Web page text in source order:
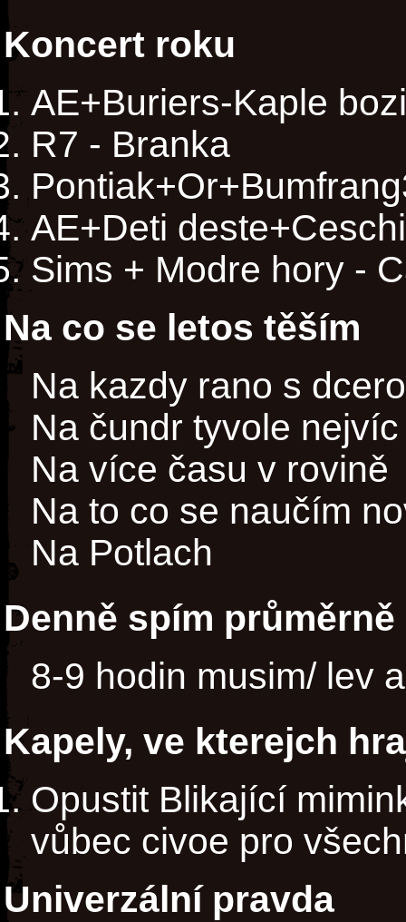
Koncert roku
AE+Buriers-Kaple
R7 - Branka
AE+Deti
Sims + Modre hory -
Na co se letos těším
Na kazdy rano s
Na čundr tyvole nejvíc
Na více času v rovině
Na to co se naučím
Na Potlach
Denně spím
8-9 hodin musim/ lev
Kapely, ve kterejch
Opustit Blikající
vůbec civoe pro
Univerzální pravda